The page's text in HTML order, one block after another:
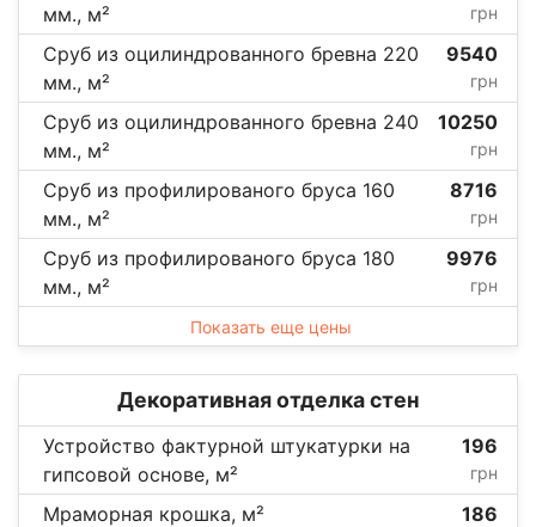
мм., м²
грн
Сруб из оцилиндрованного бревна 220
мм., м²
9540
грн
Сруб из оцилиндрованного бревна 240
мм., м²
10250
грн
Сруб из профилированого бруса 160
мм., м²
8716
грн
Сруб из профилированого бруса 180
мм., м²
9976
грн
Показать еще цены
Декоративная отделка стен
Устройство фактурной штукатурки на
гипсовой основе, м²
196
грн
Мраморная крошка, м² 186